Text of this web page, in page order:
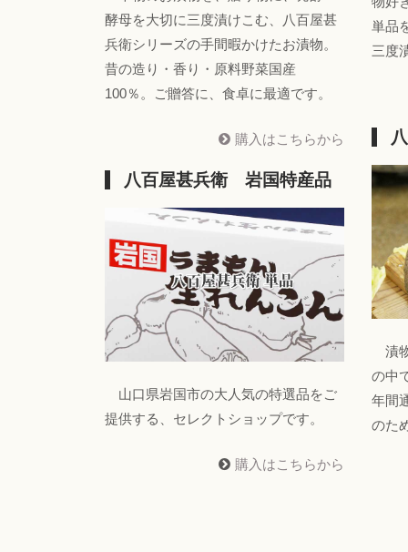
酵母を大切に三度漬けこむ、八百屋甚
兵衛シリーズの手間暇かけたお漬物。
昔の造り・香り・原料野菜国産
100％。ご贈答に、食卓に最適です。
購入はこちらから
八百屋甚兵衛 岩国特産品
山口県岩国市の大人気の特選品をご
提供する、セレクトショップです。
購入はこちらから
単品
三度
漬
の中
年間
のた